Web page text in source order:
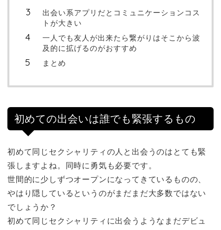
出会い系アプリだとコミュニケーションコス
トが大きい
一人でも友人が出来たら繋がりはそこから波
及的に拡げるのがおすすめ
まとめ
初めての出会いは誰でも緊張するもの
初めて同じセクシャリティの人と出会うのはとても緊
張しますよね。同時に勇気も必要です。
世間的に少しずつオープンになってきているものの、
やはり隠しているというのがまだまだ大多数ではない
でしょうか？
初めて同じセクシャリティに出会うようなまだデビュ